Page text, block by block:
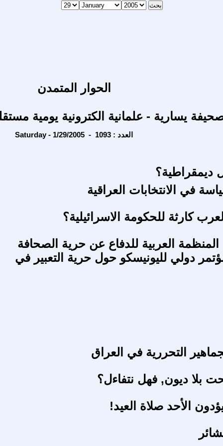
الحوار المتمدن
يسارية - علمانية الكترونية يومية
Saturday - 1/29/2005 - العدد : 1093
ديمقراطية؟
في الانتخابات العراقية
كارثة للحكومة الاسرائيلية؟
العربية للدفاع عن حرية الصحافة
دولي لليونيسكو حول حرية التعبير في
التحررية في العراق
بلا ديون, فهل نتفاءل؟
الأحد صلاة العيد!